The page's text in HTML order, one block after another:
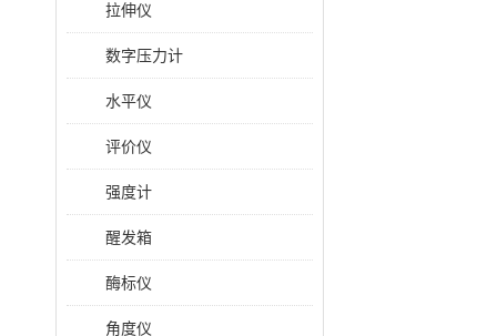
拉伸仪
数字压力计
水平仪
评价仪
强度计
醒发箱
酶标仪
角度仪